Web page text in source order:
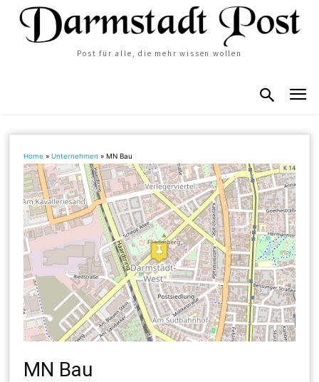
Post für alle, die mehr wissen wollen
Home »Unternehmen »MN Bau
MN Bau